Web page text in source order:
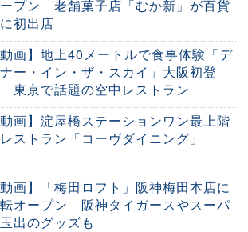
プン 老舗菓子店「むか新」が百貨
初出店
動画】地上40メートルで食事体験「デ
ー・イン・ザ・スカイ」大阪初登
東京で話題の空中レストラン
動画】淀屋橋ステーションワン最上階
ストラン「コーヴダイニング」
動画】「梅田ロフト」阪神梅田本店に
オープン 阪神タイガースやスーパ
出のグッズも